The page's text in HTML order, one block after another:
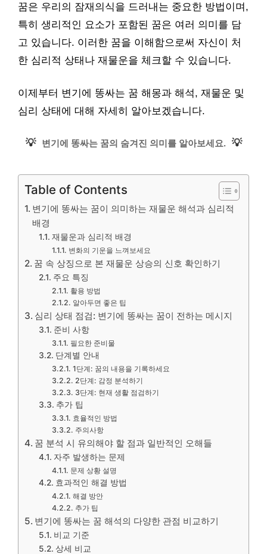
꿈은 우리의 잠재의식을 드러내는 중요한 방법이며,
특히 생리적인 요소가 포함된 꿈은 여러 의미를 담
고 있습니다. 이러한 꿈을 이해함으로써 자신이 처
한 심리적 상태나 재물운을 체크할 수 있습니다.
이제부터 변기에 똥싸는 꿈 해몽과 해석, 재물운 및
심리 상태에 대해 자세히 알아보겠습니다.
💡 변기에 똥싸는 꿈의 숨겨진 의미를 알아보세요. 💡
Table of Contents
변기에 똥싸는 꿈이 의미하는 재물운 해석과 심리적
배경
재물운과 심리적 배경
변화의 기운을 느껴보세요
꿈 속 상징으로 본 재물운 상승의 신호 확인하기
주요 특징
활용 방법
알아두면 좋은 팁
심리 상태 점검: 변기에 똥싸는 꿈이 전하는 메시지
준비 사항
필요한 준비물
단계별 안내
1단계: 꿈의 내용을 기록하세요
2단계: 감정 분석하기
3단계: 현재 생활 점검하기
추가 팁
효율적인 방법
주의사항
꿈 분석 시 유의해야 할 점과 일반적인 오해들
자주 발생하는 문제
문제 상황 설명
효과적인 해결 방법
해결 방안
추가 팁
변기에 똥싸는 꿈 해석의 다양한 관점 비교하기
비교 기준
상세 비교